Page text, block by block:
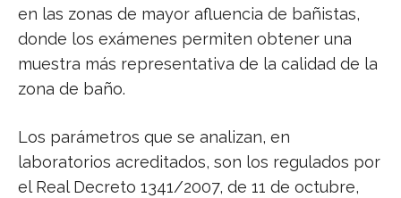
en las zonas de mayor afluencia de bañistas,
donde los exámenes permiten obtener una
muestra más representativa de la calidad de la
zona de baño.
Los parámetros que se analizan, en
laboratorios acreditados, son los regulados por
el Real Decreto 1341/2007, de 11 de octubre,